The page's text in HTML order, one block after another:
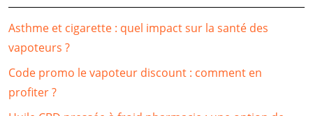
Asthme et cigarette : quel impact sur la santé des
vapoteurs ?
Code promo le vapoteur discount : comment en
profiter ?